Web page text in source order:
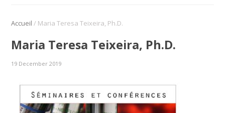
Accueil / Maria Teresa Teixeira, Ph.D.
Maria Teresa Teixeira, Ph.D.
19 December 2019